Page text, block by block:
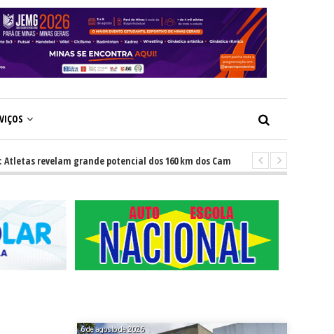
revelam grande potencial dos 160 km dos Caminhos do Padre Libério. Rota
6 de agosto de 2026